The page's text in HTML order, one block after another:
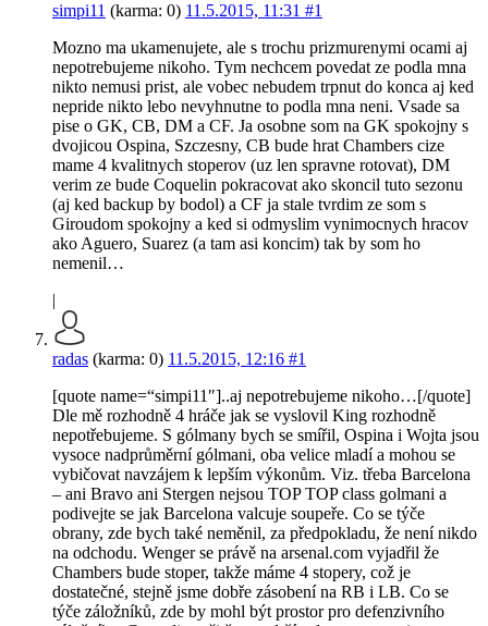
simpi11 (karma: 0) 11.5.2015, 11:31 #1
Mozno ma ukamenujete, ale s trochu prizmurenymi ocami aj
nepotrebujeme nikoho. Tym nechcem povedat ze podla mna
nikto nemusi prist, ale vobec nebudem trpnut do konca aj ked
nepride nikto lebo nevyhnutne to podla mna neni. Vsade sa
pise o GK, CB, DM a CF. Ja osobne som na GK spokojny s
dvojicou Ospina, Szczesny, CB bude hrat Chambers cize
mame 4 kvalitnych stoperov (uz len spravne rotovat), DM
verim ze bude Coquelin pokracovat ako skoncil tuto sezonu
(aj ked backup by bodol) a CF ja stale tvrdim ze som s
Giroudom spokojny a ked si odmyslim vynimocnych hracov
ako Aguero, Suarez (a tam asi koncim) tak by som ho
nemenil…
|
radas (karma: 0) 11.5.2015, 12:16 #1
[quote name=“simpi11″]..aj nepotrebujeme nikoho…[/quote]
Dle mě rozhodně 4 hráče jak se vyslovil King rozhodně
nepotřebujeme. S gólmany bych se smířil, Ospina i Wojta jsou
vysoce nadprůměrní gólmani, oba velice mladí a mohou se
vybičovat navzájem k lepším výkonům. Viz. třeba Barcelona
– ani Bravo ani Stergen nejsou TOP TOP class golmani a
podivejte se jak Barcelona valcuje soupeře. Co se týče
obrany, zde bych také neměnil, za předpokladu, že není nikdo
na odchodu. Wenger se právě na arsenal.com vyjadřil že
Chambers bude stoper, takže máme 4 stopery, což je
dostatečné, stejně jsme dobře zásobení na RB i LB. Co se
týče záložníků, zde by mohl být prostor pro defenzivního